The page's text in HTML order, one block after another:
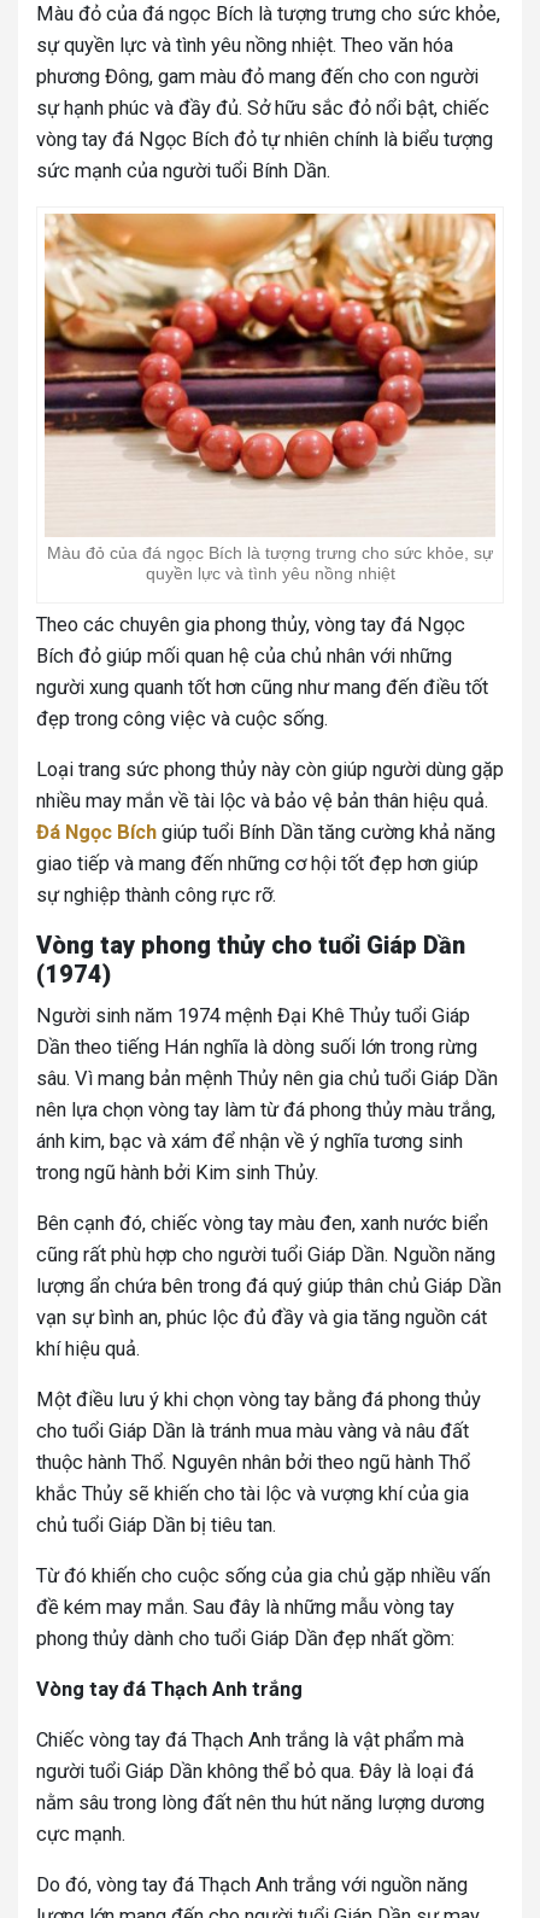
Màu đỏ của đá ngọc Bích là tượng trưng cho sức khỏe,
sự quyền lực và tình yêu nồng nhiệt. Theo văn hóa
phương Đông, gam màu đỏ mang đến cho con người
sự hạnh phúc và đầy đủ. Sở hữu sắc đỏ nổi bật, chiếc
vòng tay đá Ngọc Bích đỏ tự nhiên chính là biểu tượng
sức mạnh của người tuổi Bính Dần.
Màu đỏ của đá ngọc Bích là tượng trưng cho sức khỏe, sự
quyền lực và tình yêu nồng nhiệt
Theo các chuyên gia phong thủy, vòng tay đá Ngọc
Bích đỏ giúp mối quan hệ của chủ nhân với những
người xung quanh tốt hơn cũng như mang đến điều tốt
đẹp trong công việc và cuộc sống.
Loại trang sức phong thủy này còn giúp người dùng gặp
nhiều may mắn về tài lộc và bảo vệ bản thân hiệu quả.
Đá Ngọc Bích giúp tuổi Bính Dần tăng cường khả năng
giao tiếp và mang đến những cơ hội tốt đẹp hơn giúp
sự nghiệp thành công rực rỡ.
Vòng tay phong thủy cho tuổi Giáp Dần
(1974)
Người sinh năm 1974 mệnh Đại Khê Thủy tuổi Giáp
Dần theo tiếng Hán nghĩa là dòng suối lớn trong rừng
sâu. Vì mang bản mệnh Thủy nên gia chủ tuổi Giáp Dần
nên lựa chọn vòng tay làm từ đá phong thủy màu trắng,
ánh kim, bạc và xám để nhận về ý nghĩa tương sinh
trong ngũ hành bởi Kim sinh Thủy.
Bên cạnh đó, chiếc vòng tay màu đen, xanh nước biển
cũng rất phù hợp cho người tuổi Giáp Dần. Nguồn năng
lượng ẩn chứa bên trong đá quý giúp thân chủ Giáp Dần
vạn sự bình an, phúc lộc đủ đầy và gia tăng nguồn cát
khí hiệu quả.
Một điều lưu ý khi chọn vòng tay bằng đá phong thủy
cho tuổi Giáp Dần là tránh mua màu vàng và nâu đất
thuộc hành Thổ. Nguyên nhân bởi theo ngũ hành Thổ
khắc Thủy sẽ khiến cho tài lộc và vượng khí của gia
chủ tuổi Giáp Dần bị tiêu tan.
Từ đó khiến cho cuộc sống của gia chủ gặp nhiều vấn
đề kém may mắn. Sau đây là những mẫu vòng tay
phong thủy dành cho tuổi Giáp Dần đẹp nhất gồm:
Vòng tay đá Thạch Anh trắng
Chiếc vòng tay đá Thạch Anh trắng là vật phẩm mà
người tuổi Giáp Dần không thể bỏ qua. Đây là loại đá
nằm sâu trong lòng đất nên thu hút năng lượng dương
cực mạnh.
Do đó, vòng tay đá Thạch Anh trắng với nguồn năng